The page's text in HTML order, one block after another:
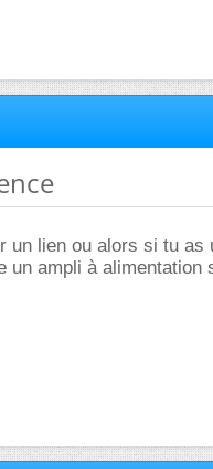
lien ou alors si tu as
ampli à alimentation